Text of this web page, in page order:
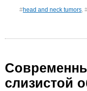
#head and neck tumors,
слизистой